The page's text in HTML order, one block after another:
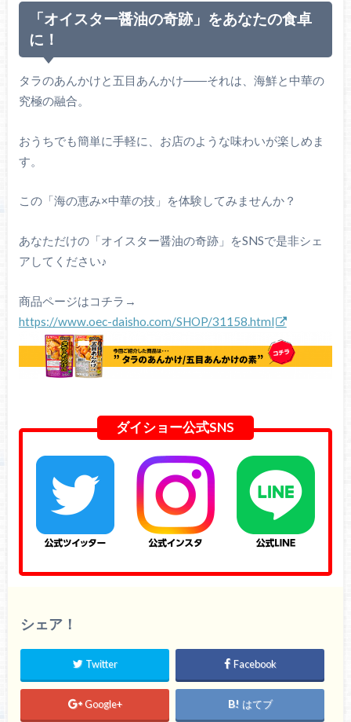
「オイスター醤油の奇跡」をあなたの食卓
に！
タラのあんかけと五目あんかけ――それは、海鮮と中華の
究極の融合。
おうちでも簡単に手軽に、お店のような味わいが楽しめま
す。
この「海の恵み×中華の技」を体験してみませんか？
あなただけの「オイスター醤油の奇跡」をSNSで是非シェ
アしてください♪
商品ページはコチラ→
https://www.oec-daisho.com/SHOP/31158.html
ダイショー公式SNS
シェア！
Twitter Facebook
Google+ はてブ